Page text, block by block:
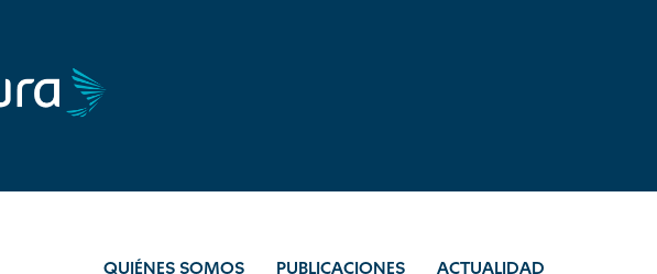
QUIÉNES SOMOS PUBLICACIONES ACTUALIDAD